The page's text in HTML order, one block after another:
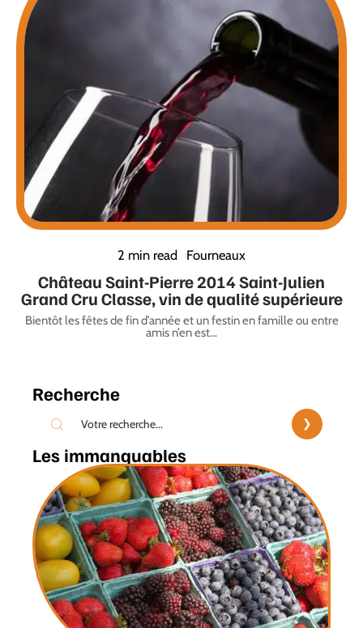
2 min read Fourneaux
Château Saint-Pierre 2014 Saint-Julien
Grand Cru Classe, vin de qualité supérieure
Bientôt les fêtes de fin d’année et un festin en famille ou entre
amis n’en est…
Recherche
Les immanquables